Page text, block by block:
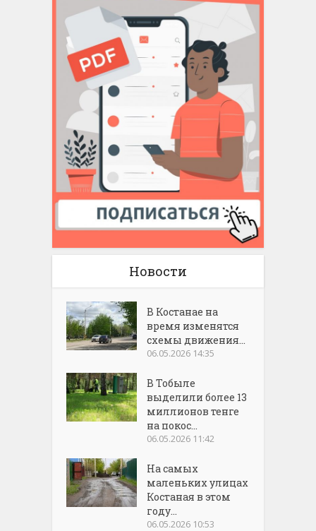
Новости
В Костанае на
время изменятся
схемы движения...
06.05.2026 14:35
В Тобыле
выделили более 13
миллионов тенге
на покос...
06.05.2026 11:42
На самых
маленьких улицах
Костаная в этом
году...
06.05.2026 10:53